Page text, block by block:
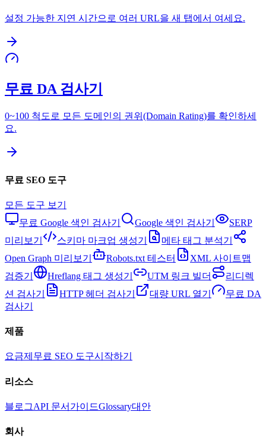
설정 가능한 지연 시간으로 여러 URL을 새 탭에서 여세요.
무료 DA 검사기
0~100 척도로 모든 도메인의 권위(Domain Rating)를 확인하세
요.
무료 SEO 도구
모든 도구 보기
무료 Google 색인 검사기
Google 색인 검사기
SERP
미리보기
스키마 마크업 생성기
메타 태그 분석기
Open Graph 미리보기
Robots.txt 테스터
XML 사이트맵
검증기
Hreflang 태그 생성기 UTM 링크 빌더
리디렉
션 검사기
HTTP 헤더 검사기 대량 URL 열기
무료 DA
검사기
제품
요금제 무료 SEO 도구시작하기
리소스
블로그API 문서 가이드Glossary대안
회사